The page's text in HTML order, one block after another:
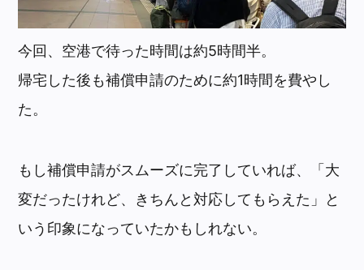
今回、空港で待った時間は約5時間半。
帰宅した後も補償申請のために約1時間を費やし
た。
もし補償申請がスムーズに完了していれば、「大
変だったけれど、きちんと対応してもらえた」と
いう印象になっていたかもしれない。